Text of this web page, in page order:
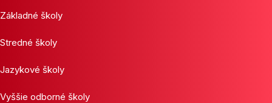
Základné školy
Stredné školy
Jazykové školy
Vyššie odborné školy